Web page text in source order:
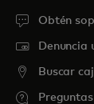
Obtén
Buscar